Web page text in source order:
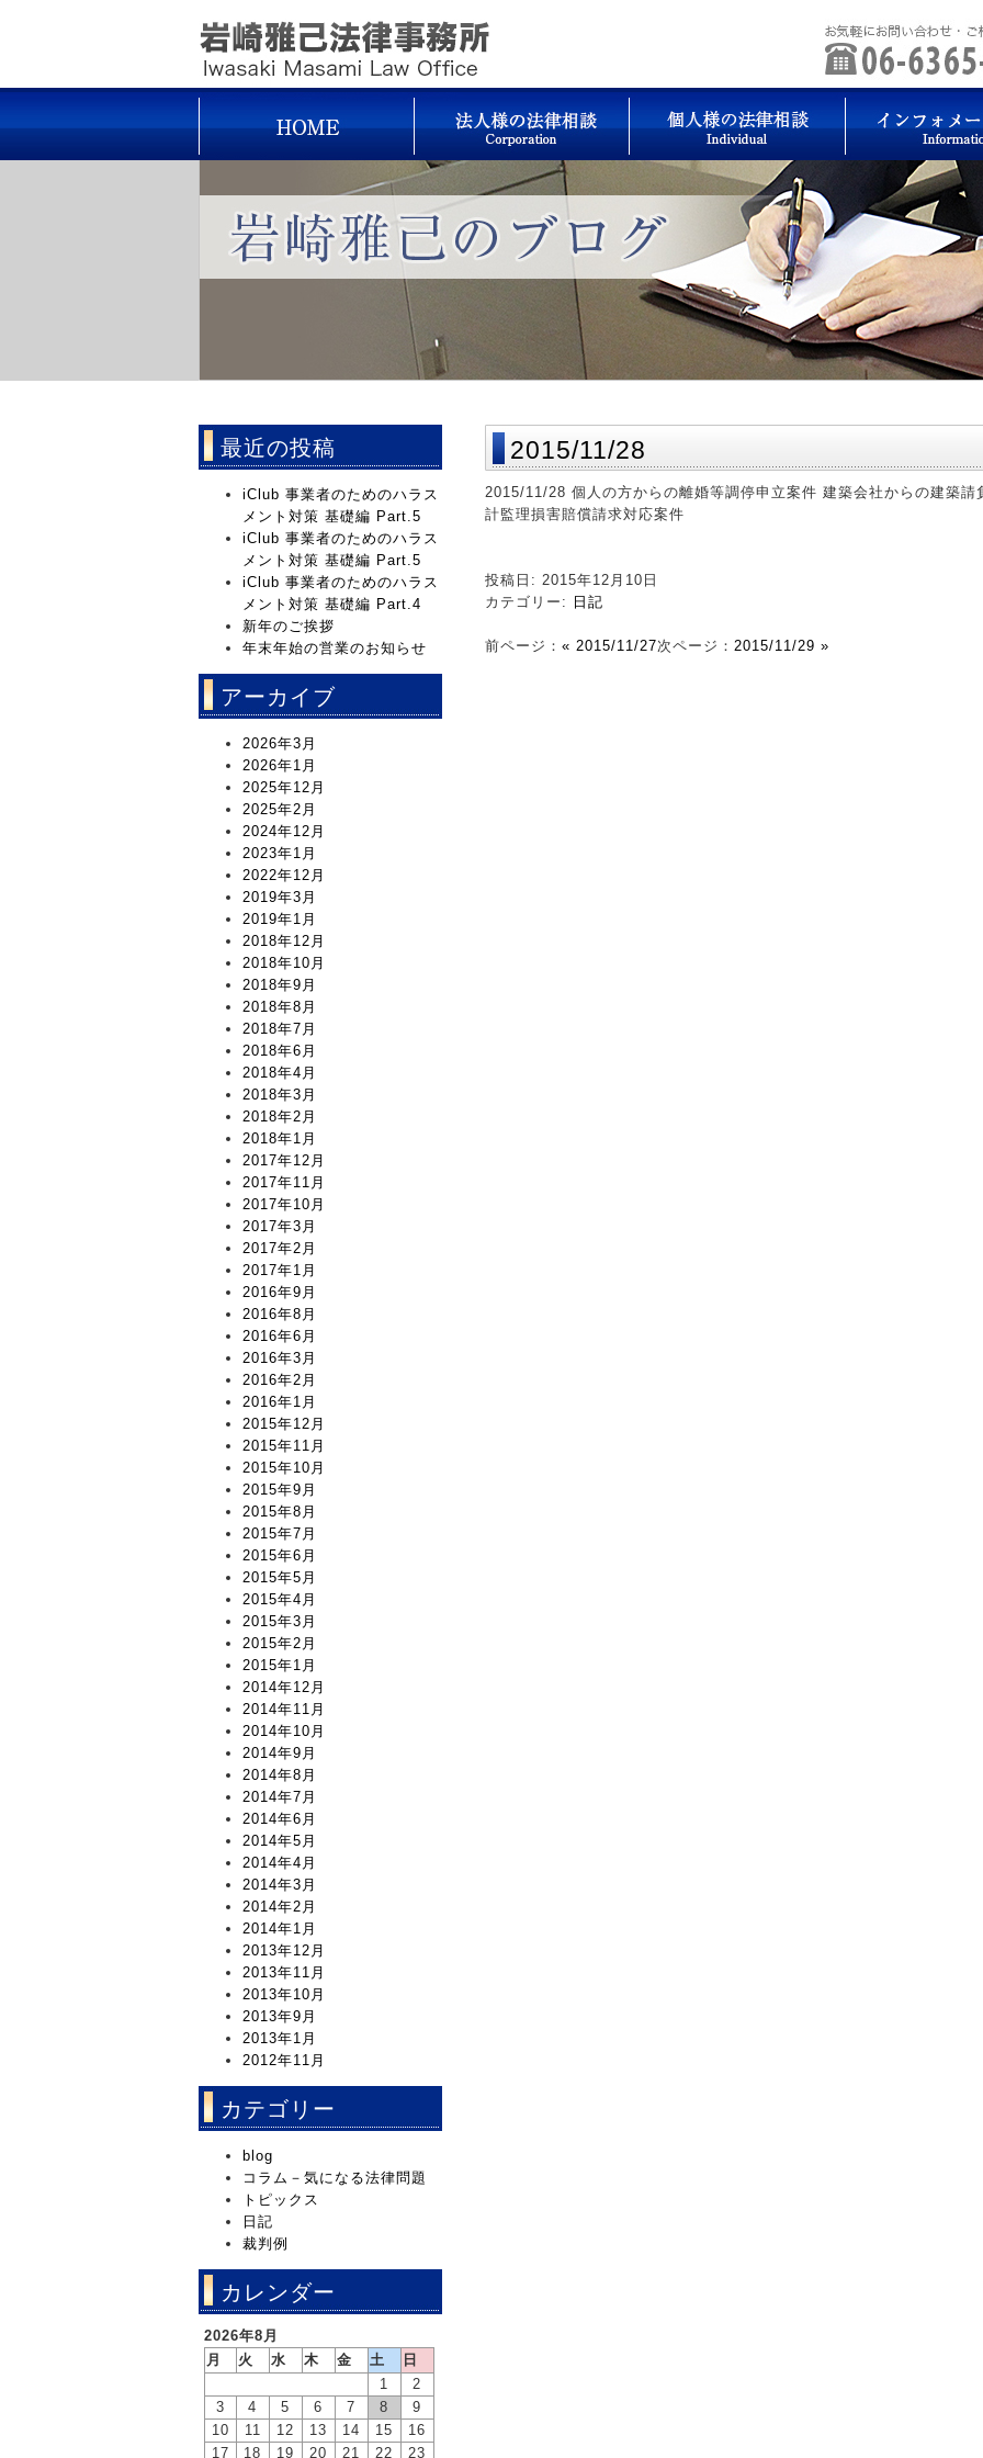
2015/11/28
2015/11/28 個人の方からの離婚等調停申立案件 建築会社からの建築
計監理損害賠償請求対応案件
投稿日: 2015年12月10日
カテゴリー:
日記
前ページ： « 2015/11/27次ページ： 2015/11/29 »
最近の投稿
iClub 事業者のためのハラス
メント対策 基礎編 Part.5
iClub 事業者のためのハラス
メント対策 基礎編 Part.5
iClub 事業者のためのハラス
メント対策 基礎編 Part.4
新年のご挨拶
年末年始の営業のお知らせ
アーカイブ
2026年3月
2026年1月
2025年12月
2025年2月
2024年12月
2023年1月
2022年12月
2019年3月
2019年1月
2018年12月
2018年10月
2018年9月
2018年8月
2018年7月
2018年6月
2018年4月
2018年3月
2018年2月
2018年1月
2017年12月
2017年11月
2017年10月
2017年3月
2017年2月
2017年1月
2016年9月
2016年8月
2016年6月
2016年3月
2016年2月
2016年1月
2015年12月
2015年11月
2015年10月
2015年9月
2015年8月
2015年7月
2015年6月
2015年5月
2015年4月
2015年3月
2015年2月
2015年1月
2014年12月
2014年11月
2014年10月
2014年9月
2014年8月
2014年7月
2014年6月
2014年5月
2014年4月
2014年3月
2014年2月
2014年1月
2013年12月
2013年11月
2013年10月
2013年9月
2013年1月
2012年11月
カテゴリー
blog
コラム－気になる法律問題
トピックス
日記
裁判例
カレンダー
2026年8月
月
火 水 木 金 土
日
1
2
3
4 5 6 7 8
9
10
11 12 13 14 15
16
17
18 19 20 21 22 23